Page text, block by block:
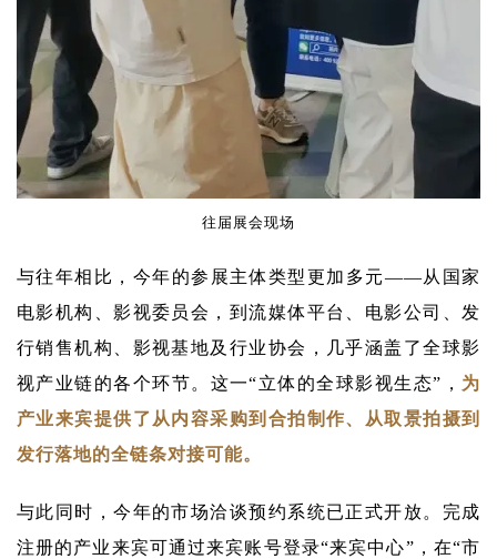
往届展会现场
与往年相比，今年的参展主体类型更加多元——从国家
电影机构、影视委员会，到流媒体平台、电影公司、发
行销售机构、影视基地及行业协会，几乎涵盖了全球影
视产业链的各个环节。这一“立体的全球影视生态”， 为
产业来宾提供了从内容采购到合拍制作、从取景拍摄到
发行落地的全链条对接可能。
与此同时，今年的市场洽谈预约系统已正式开放。完成
注册的产业来宾可通过来宾账号登录“来宾中心”，在“市